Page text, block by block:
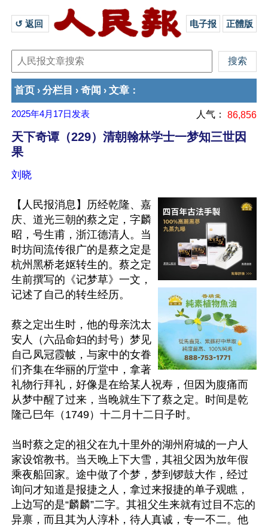
↺ 返回 电子报 正體版
首页 › 分栏目 › 奇闻 › 文章 ：
2025年4月17日 发表 人气： 86,856
天下奇谭（229）清朝翰林学士一梦知三世因
果
刘晓
【人民报消息】历经乾隆、嘉
庆、道光三朝的蔡之定，字麟
昭，号生甫，浙江德清人。当
时坊间流传很广的是蔡之定是
杭州黑桥老妪转生的。蔡之定
生前撰写的《记梦草》一文，
记述了自己的转生经历。
蔡之定出生时，他的母亲沈太
安人（六品命妇的封号）梦见
自己凤冠霞帔，与家中的女眷
们齐集在华丽的厅堂中，拿著
礼物行拜礼，好像是在给某人祝寿，但因为腹痛而
从梦中醒了过来，当晚就生下了蔡之定。时间是乾
隆己巳年（1749）十二月十二日子时。
当时蔡之定的祖父在九十里外的湖州府城的一户人
家设馆教书。当天晚上下大雪，其祖父因为放年假
乘夜船回家。途中做了个梦，梦到锣鼓大作，经过
询问才知道是报捷之人，拿过来报捷的单子观瞧，
上边写的是“麟麟”二字。其祖父生来就有过目不忘的
异禀，而且其为人淳朴，待人真诚，专一不二。他